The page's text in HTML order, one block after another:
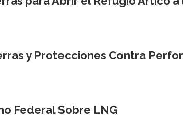
y Protecciones Contra
Federal Sobre LNG